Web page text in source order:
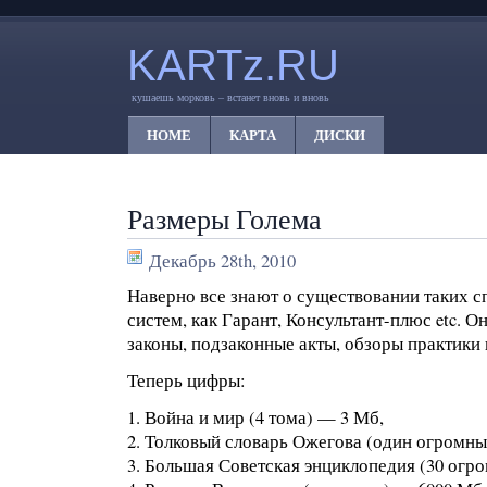
KARTz.RU
кушаешь морковь – встанет вновь и вновь
HOME КАРТА ДИСКИ
Размеры Голема
Декабрь 28th, 2010
Наверно все знают о существовании таких
систем, как Гарант, Консультант-плюс etc.
законы, подзаконные акты, обзоры практики
Теперь цифры:
1. Война и мир (4 тома) — 3 Мб,
2. Толковый словарь Ожегова (один
3. Большая Советская энциклопедия (30